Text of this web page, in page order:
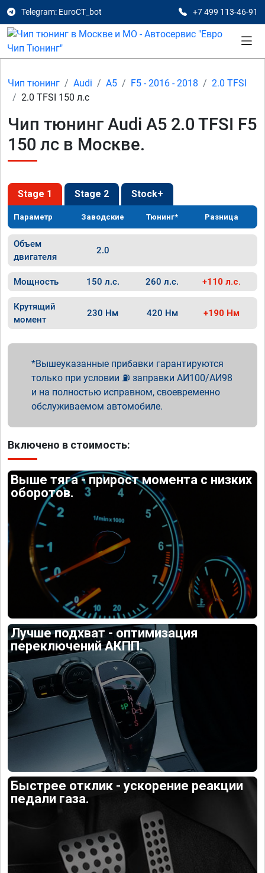
Telegram: EuroCT_bot +7 499 113-46-91
Чип тюнинг Audi A5 F5 - 2016 - 2018
2.0 TFSI
2.0 TFSI 150 л.с
Чип тюнинг Audi A5 2.0 TFSI F5
150 лс в Москве.
Stage 1 Stage 2 Stock+
Параметр Заводские Тюнинг* Разница
Объем
двигателя
2.0
Мощность 150 л.с. 260 л.с. +110 л.с.
Крутящий
момент
230 Нм 420 Нм +190 Нм
Вышеуказанные прибавки гарантируются
только при условии ⛽ заправки АИ100/АИ98
и на полностью исправном, своевременно
обслуживаемом автомобиле.
Включено в стоимость:
Выше тяга - прирост момента с низких
оборотов.
Лучше подхват - оптимизация
переключений АКПП.
Быстрее отклик - ускорение реакции
педали газа.